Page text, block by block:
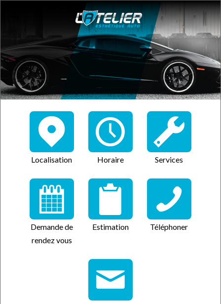
Localisation Horaire Services
Demande de
rendez vous
Estimation Téléphoner